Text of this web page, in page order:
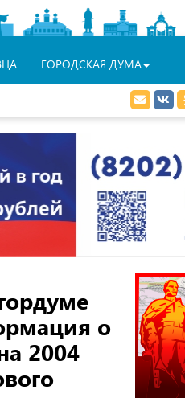
ГОРОДСКАЯ ДУМА
о
2004